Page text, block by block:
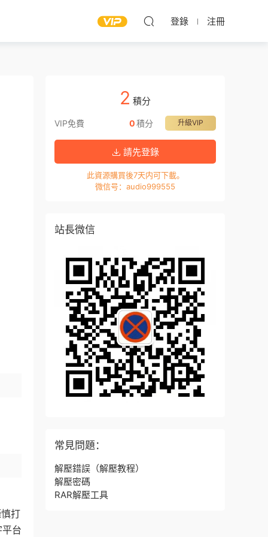
登錄 注冊
打
台
2 積分
VIP免費 升級VIP
0積分
請先登錄
此資源購買後7天内可下載。
微信号：audio999555
站長微信
常見問題：
解壓錯誤 （解壓教程）
解壓密碼
RAR解壓工具